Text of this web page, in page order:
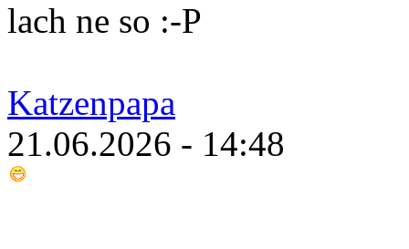
lach ne so :-P
Katzenpapa
21.06.2026 - 14:48